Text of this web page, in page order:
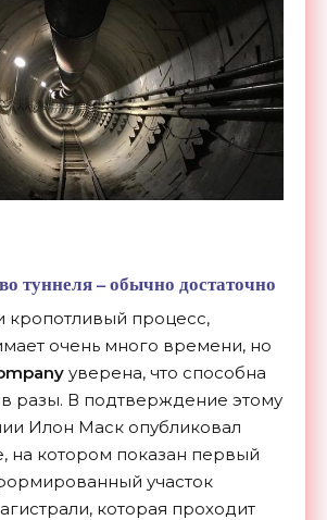
туннеля – обычно достаточно
кропотливый процесс,
очень много времени, но
уверена, что способна
в разы. В подтверждение этому
Илон Маск опубликовал
на котором показан первый
участок
которая проходит